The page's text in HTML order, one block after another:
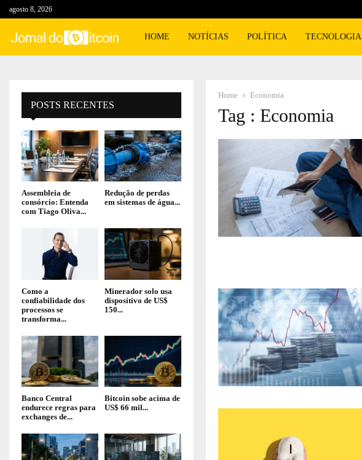
agosto 8, 2026
HOME NOTÍCIAS POLÍTICA TECNOLOGIA
Home Economia
Tag : Economia
POSTS RECENTES
Assembleia de
consórcio: Entenda
com Tiago Oliva...
Redução de perdas
em sistemas de água...
Como a
confiabilidade dos
processos se
transforma...
Minerador solo usa
dispositivo de US$
150...
Banco Central
endurece regras para
exchanges de...
Bitcoin sobe acima de
US$ 66 mil...